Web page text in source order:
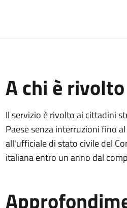
A chi è rivolto
Il servizio è rivolto ai cittadini
Paese senza interruzioni fino
all'ufficiale di stato civile del
italiana entro un anno dal